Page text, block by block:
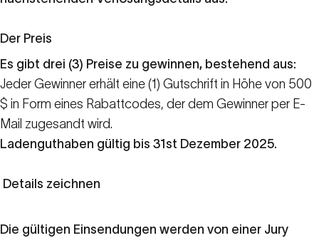
Der Preis
Es gibt drei (3) Preise zu gewinnen, bestehend aus:
Jeder Gewinner erhält eine (1) Gutschrift in Höhe von 500
$ in Form eines Rabattcodes, der dem Gewinner per E-
Mail zugesandt wird.
Ladenguthaben gültig bis 31 st Dezember 2025.
Details zeichnen
Die gültigen Einsendungen werden von einer Jury